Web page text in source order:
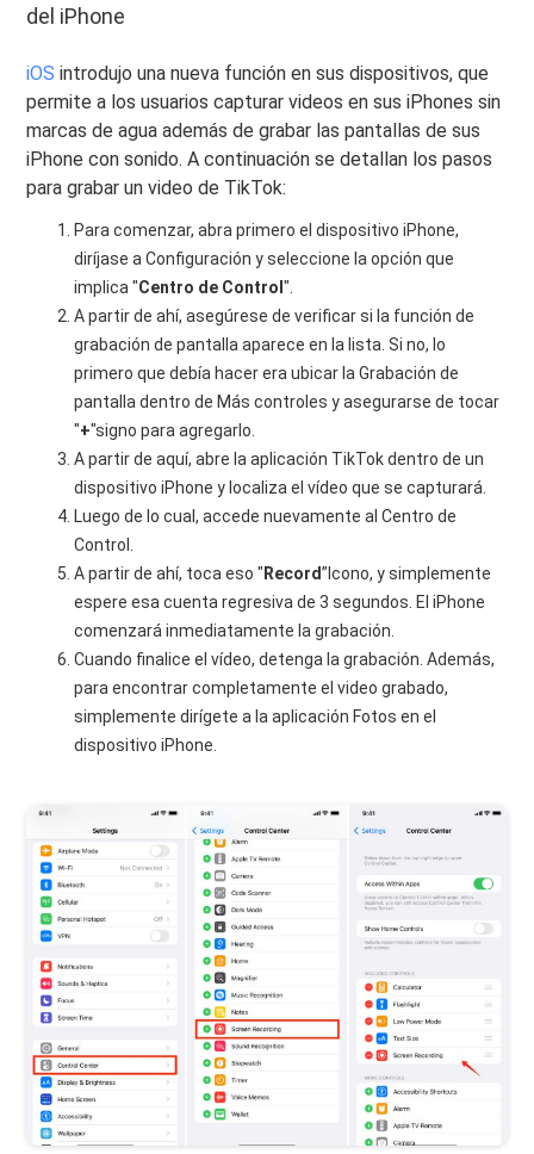
del iPhone
iOS introdujo una nueva función en sus dispositivos, que
permite a los usuarios capturar videos en sus iPhones sin
marcas de agua además de grabar las pantallas de sus
iPhone con sonido. A continuación se detallan los pasos
para grabar un video de TikTok:
Para comenzar, abra primero el dispositivo iPhone,
diríjase a Configuración y seleccione la opción que
implica "Centro de Control".
A partir de ahí, asegúrese de verificar si la función de
grabación de pantalla aparece en la lista. Si no, lo
primero que debía hacer era ubicar la Grabación de
pantalla dentro de Más controles y asegurarse de tocar
"+"signo para agregarlo.
A partir de aquí, abre la aplicación TikTok dentro de un
dispositivo iPhone y localiza el vídeo que se capturará.
Luego de lo cual, accede nuevamente al Centro de
Control.
A partir de ahí, toca eso " Record”Icono, y simplemente
espere esa cuenta regresiva de 3 segundos. El iPhone
comenzará inmediatamente la grabación.
Cuando finalice el vídeo, detenga la grabación. Además,
para encontrar completamente el video grabado,
simplemente dirígete a la aplicación Fotos en el
dispositivo iPhone.